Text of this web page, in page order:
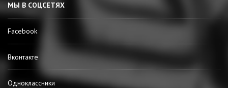
МЫ В СОЦСЕТЯХ
Facebook
Вконтакте
Одноклассники